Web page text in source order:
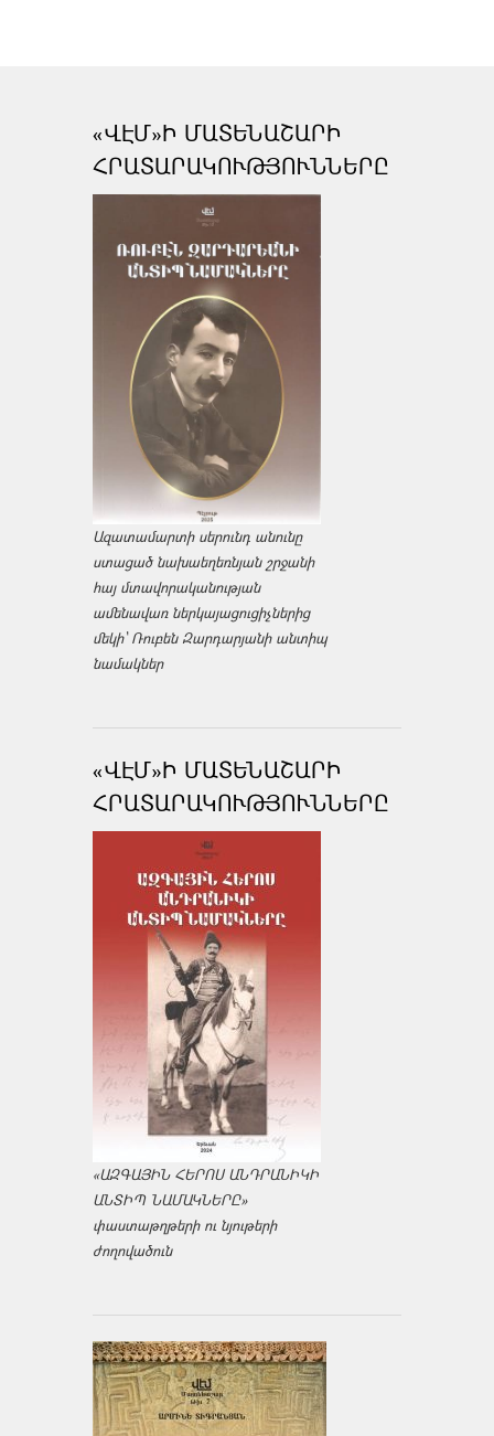
«ՎԷՄ»Ի ՄԱՏԵՆԱՇԱՐԻ
ՀՐԱՏԱՐԱԿՈՒԹՅՈՒՆՆԵՐԸ
Ազատամարտի սերունդ անունը
ստացած նախաեղեռնյան շրջանի
հայ մտավորականության
ամենավառ ներկայացուցիչներից
մեկի՝ Ռուբեն Զարդարյանի անտիպ
նամակներ
«ՎԷՄ»Ի ՄԱՏԵՆԱՇԱՐԻ
ՀՐԱՏԱՐԱԿՈՒԹՅՈՒՆՆԵՐԸ
«ԱԶԳԱՅԻՆ ՀԵՐՈՍ ԱՆԴՐԱՆԻԿԻ
ԱՆՏԻՊ ՆԱՄԱԿՆԵՐԸ»
փաստաթղթերի ու նյութերի
ժողովածուն